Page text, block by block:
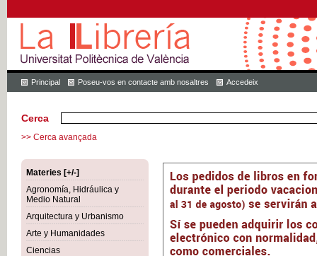
Principal Poseu-vos en contacte amb nosaltres Accedeix
Cerca
>> Cerca avançada
Materies [+/-]
Agronomía, Hidráulica y
Medio Natural
Arquitectura y Urbanismo
Arte y Humanidades
Ciencias